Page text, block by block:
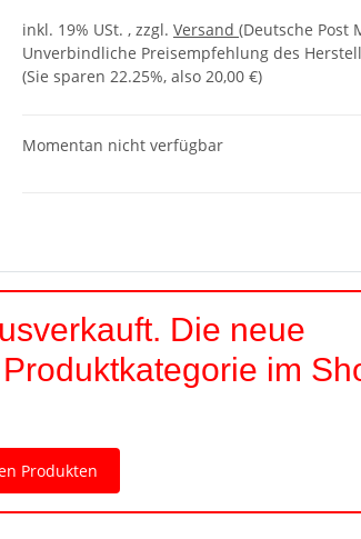
inkl. 19% USt. , zzgl. Versand (Deutsche Post
Unverbindliche Preisempfehlung des
(Sie sparen 22.25%, also 20,00 €)
Momentan nicht verfügbar
Die neue
im
Produkten